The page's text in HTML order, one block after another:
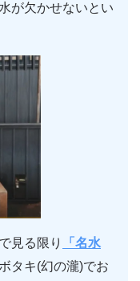
が欠かせないとい
見る限り
「名水
タキ(幻の瀧)でお